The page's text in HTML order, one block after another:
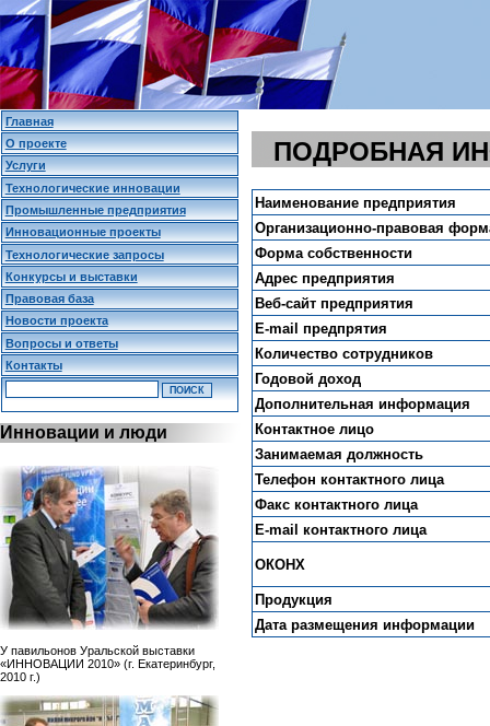
ПОДРОБНАЯ
Наименование предприятия
Организационно-правовая
Форма собственности
Адрес предприятия
Веб-сайт предприятия
E-mail предпрятия
Количество сотрудников
Годовой доход
Дополнительная информация
Контактное лицо
Занимаемая должность
Телефон контактного лица
Факс контактного лица
E-mail контактного лица
ОКОНХ
Продукция
Дата размещения информации
Главная
О проекте
Услуги
Технологические инновации
Промышленные предприятия
Инновационные проекты
Технологические запросы
Конкурсы и выставки
Правовая база
Новости проекта
Вопросы и ответы
Контакты
Инновации и люди
У павильонов Уральской выставки
«ИННОВАЦИИ 2010» (г. Екатеринбург,
2010 г.)